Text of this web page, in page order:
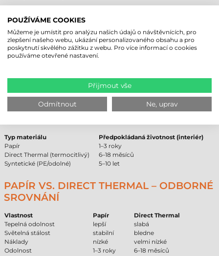
PAPÍROVÉ SAMOLEPICÍ ETIKETY NA
KOTOUČI – OMEZENÍ POUŽITÍ
Není voděodolná:při přímém kontaktu s vlhkostí nebo vodou
může dojít k provlhnutí materiálu a nabobtnání vláken.
Omezení v exteriéru:v extrémních povětrnostních podmínkách
nedosahuje takové odolnosti jako syntetické materiály (PE).
SROVNÁNÍ ŽIVOTNOSTI PAPÍROVÝCH
Typ materiálu
Předpokládaná životnost (interiér)
Papír
1–3 roky
Direct Thermal (termocitlivý)
6–18 měsíců
Syntetické (PE/odolné)
5–10 let
PAPÍR VS. DIRECT THERMAL – ODBORNÉ
SROVNÁNÍ
Vlastnost Papír
Direct Thermal
Tepelná odolnost
lepší
slabá
Světelná stálost
stabilní
bledne
Náklady
nízké
velmi nízké
Odolnost
1–3 roky 6–18 měsíců
POUŽÍVÁME COOKIES
Můžeme je umístit pro analýzu našich údajů o návštěvnících, pro
zlepšení našeho webu, ukázání personalizovaného obsahu a pro
poskytnutí skvělého zážitku z webu. Pro více informací o cookies
používáme otevřené nastavení.
Přijmout vše
Odmítnout Ne, uprav